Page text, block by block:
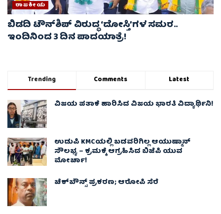
ರಾಜಕೀಯ
ಬಿಡದಿ ಟೌನ್‌ಶಿಪ್ ವಿರುದ್ಧ ‘ದೋಸ್ತಿ’ಗಳ ಸಮರ..
ಇಂದಿನಿಂದ 3 ದಿನ ಪಾದಯಾತ್ರೆ!
Trending Comments Latest
ವಿಜಯ ಪತಾಕೆ ಹಾರಿಸಿದ ವಿಜಯ ಭಾರತಿ ವಿದ್ಯಾರ್ಥಿನಿ!
ಉಡುಪಿ KMCಯಲ್ಲಿ ಬಡವರಿಗಿಲ್ಲ ಆಯುಷ್ಮಾನ್
ಸೌಲಭ್ಯ – ಕ್ರಮಕ್ಕೆ ಆಗ್ರಹಿಸಿದ ಬಿಜೆಪಿ ಯುವ
ಮೋರ್ಚಾ!
ಚೆಕ್​ಬೌನ್ಸ್​ ಪ್ರಕರಣ; ಆರೋಪಿ ಸೆರೆ